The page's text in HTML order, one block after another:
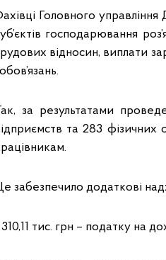
Головного
господарювання
відносин, виплати
за результатами
та 283 фізичних
забезпечило додаткові
310,11 тис. грн – податку на